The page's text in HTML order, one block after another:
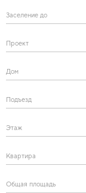
Заселение до
Проект
Дом
Подъезд
Этаж
Квартира
Общая площадь